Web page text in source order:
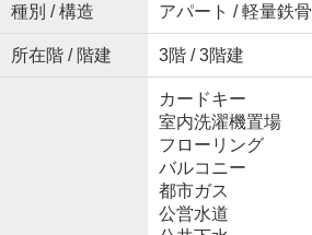
種別 / 構造 アパート / 軽量鉄骨
所在階 / 階建 3階 / 3階建
カードキー
室内洗濯機置場
フローリング
バルコニー
都市ガス
公営水道